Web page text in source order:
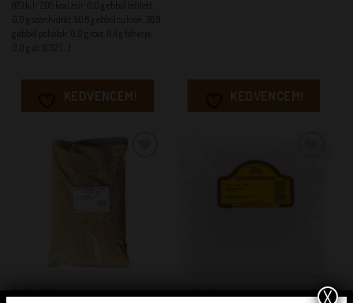
873 kJ/ 205 kcal zsír: 0,0 g ebből telített:
0,0 g szénhidrát: 50,8 g ebből cukrok: 36,9
g ebből poliolok: 0,0 g rost: 0,4 g fehérje:
KEDVENCEM! KEDVENCEM!
KEDVENCEM!
X